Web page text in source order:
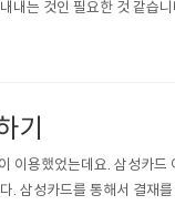
는 것인 필요한 것 같습
할 때 어려움을 겪습니다.
기
이용했었는데요. 삼성카
. 삼성카드를 통해서 결재